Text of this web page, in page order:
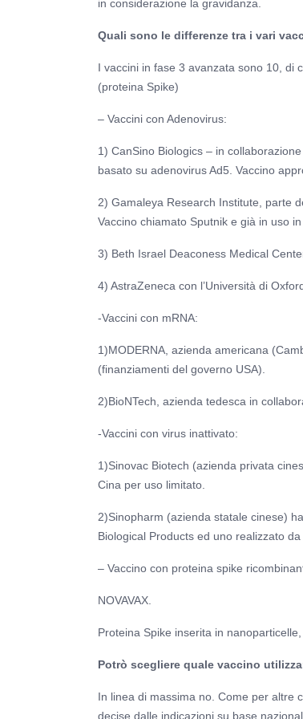
in considerazione la gravidanza.
Quali sono le differenze tra i vari
I vaccini in fase 3 avanzata sono 10, di
(proteina Spike)
– Vaccini con Adenovirus:
1) CanSino Biologics – in
basato su adenovirus Ad5. Vaccino
2) Gamaleya Research Institute, parte
Vaccino chiamato Sputnik e già in uso in
3) Beth Israel Deaconess Medical
4) AstraZeneca con l’Università di
-Vaccini con mRNA:
1)MODERNA, azienda americana
(finanziamenti del governo USA).
2)BioNTech, azienda tedesca in
-Vaccini con virus inattivato:
1)Sinovac Biotech (azienda privata
Cina per uso limitato.
2)Sinopharm (azienda statale cinese)
Biological Products ed uno realizzato
– Vaccino con proteina spike
NOVAVAX.
Proteina Spike inserita in nanoparticelle,
Potrò scegliere quale vaccino
In linea di massima no. Come per altre
decise dalle indicazioni su base